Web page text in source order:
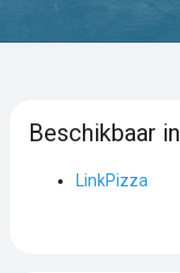
Beschikbaar in
LinkPizza